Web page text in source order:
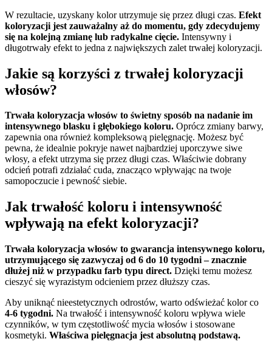
W rezultacie, uzyskany kolor utrzymuje się przez długi czas. Efekt
koloryzacji jest zauważalny aż do momentu, gdy zdecydujemy
się na kolejną zmianę lub radykalne cięcie. Intensywny i
długotrwały efekt to jedna z największych zalet trwałej koloryzacji.
Jakie są korzyści z trwałej koloryzacji
włosów?
Trwała koloryzacja włosów to świetny sposób na nadanie im
intensywnego blasku i głębokiego koloru. Oprócz zmiany barwy,
zapewnia ona również kompleksową pielęgnację. Możesz być
pewna, że idealnie pokryje nawet najbardziej uporczywe siwe
włosy, a efekt utrzyma się przez długi czas. Właściwie dobrany
odcień potrafi zdziałać cuda, znacząco wpływając na twoje
samopoczucie i pewność siebie.
Jak trwałość koloru i intensywność
wpływają na efekt koloryzacji?
Trwała koloryzacja włosów to gwarancja intensywnego koloru,
utrzymującego się zazwyczaj od 6 do 10 tygodni – znacznie
dłużej niż w przypadku farb typu direct. Dzięki temu możesz
cieszyć się wyrazistym odcieniem przez dłuższy czas.
Aby uniknąć nieestetycznych odrostów, warto odświeżać kolor co
4-6 tygodni. Na trwałość i intensywność koloru wpływa wiele
czynników, w tym częstotliwość mycia włosów i stosowane
kosmetyki. Właściwa pielęgnacja jest absolutną podstawą.